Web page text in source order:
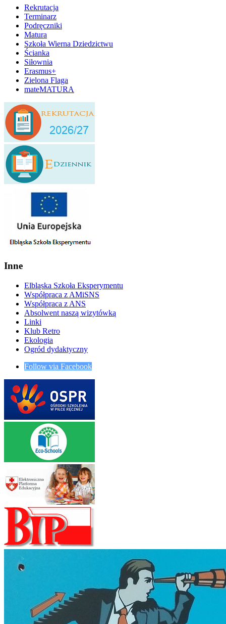
Rekrutacja
Terminarz
Podręczniki
Matura
Szkoła Wierna Dziedzictwu
Ścianka
Siłownia
Erasmus+
Zielona Flaga
mateMATURA
Inne
Elbląska Szkoła Eksperymentu
Współpraca z AMiSNS
Współpraca z ANS
Absolwent naszą wizytówką
Linki
Klub Retro
Ekologia
Ogród dydaktyczny
Follow via Facebook